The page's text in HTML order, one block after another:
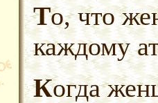
То, что жена от Бога, ясно
каждому
Когда женщина за рулем,